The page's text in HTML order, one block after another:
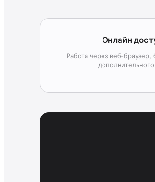
Онлайн
Работа через веб-браузер,